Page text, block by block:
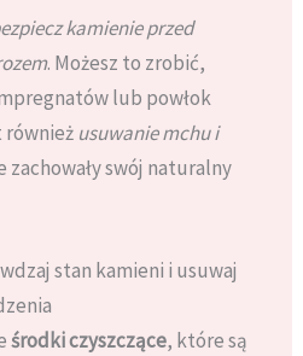
kamienie przed
. Możesz to zrobić,
lub powłok
również usuwanie mchu i
zachowały swój naturalny
stan kamieni i usuwaj
środki czyszczące, które są